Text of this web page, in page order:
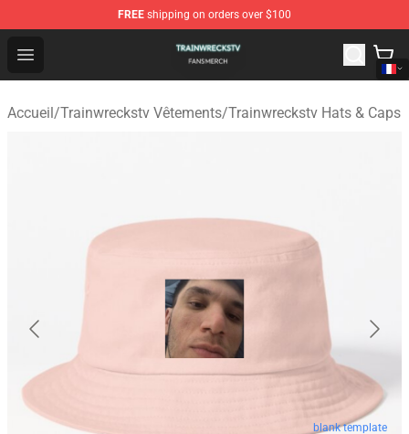
FREE shipping on orders over $100
Open menu
Trainwreckstv Shop - Official Trainwreckstv
Accueil/Trainwreckstv Vêtements/Trainwreckstv Hats & Caps
blank template